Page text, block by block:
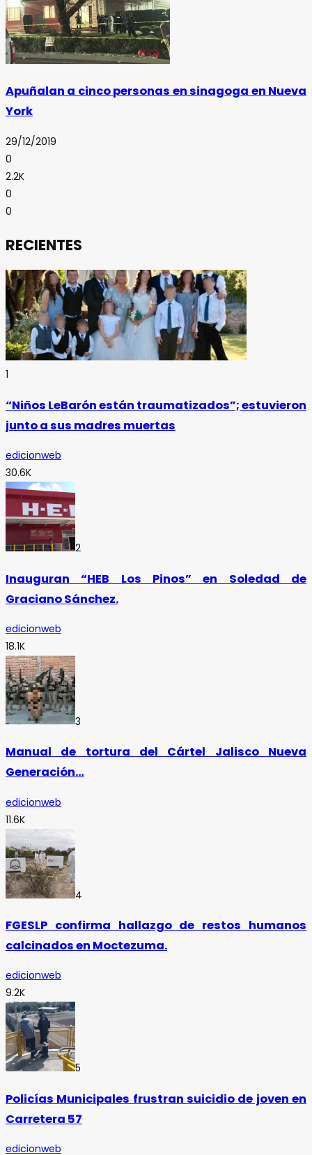
Apuñalan a cinco personas en sinagoga en Nueva
York
29/12/2019
0
2.2K
0
0
RECIENTES
1
“Niños LeBarón están traumatizados”; estuvieron
junto a sus madres muertas
edicionweb
30.6K
2
Inauguran “HEB Los Pinos” en Soledad de
Graciano Sánchez.
edicionweb
18.1K
3
Manual de tortura del Cártel Jalisco Nueva
Generación…
edicionweb
11.6K
4
FGESLP confirma hallazgo de restos humanos
calcinados en Moctezuma.
edicionweb
9.2K
5
Policías Municipales frustran suicidio de joven en
Carretera 57
edicionweb